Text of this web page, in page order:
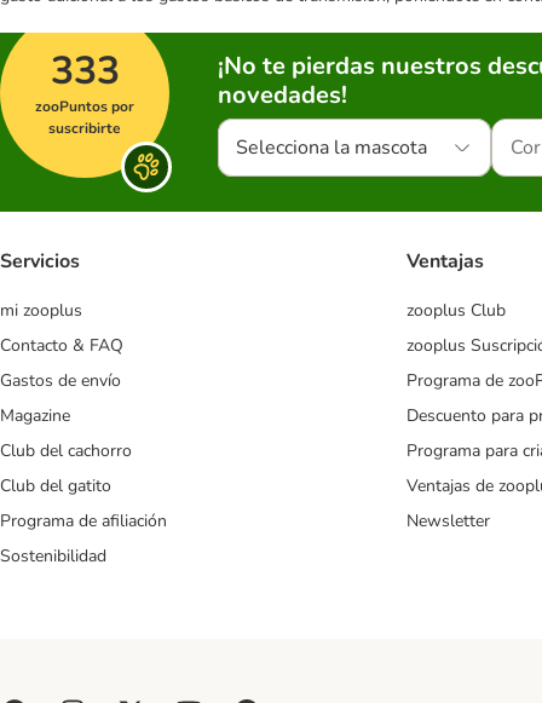
333
zooPuntos por
suscribirte
¡No te pierdas nuestros
novedades!
Selecciona la mascota
Servicios
mi zooplus
Contacto & FAQ
Gastos de envío
Magazine
Club del cachorro
Club del gatito
Programa de afiliación
Sostenibilidad
Ventajas
zooplus Club
zooplus
Programa de
Descuento para
Programa para
Ventajas de
Newsletter